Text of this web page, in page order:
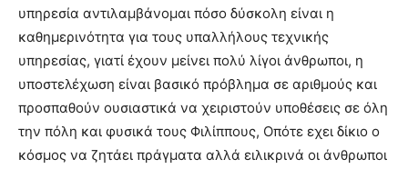
υπηρεσία αντιλαμβάνομαι πόσο δύσκολη είναι η
καθημερινότητα για τους υπαλλήλους τεχνικής
υπηρεσίας, γιατί έχουν μείνει πολύ λίγοι άνθρωποι, η
υποστελέχωση είναι βασικό πρόβλημα σε αριθμούς και
προσπαθούν ουσιαστικά να χειριστούν υποθέσεις σε όλη
την πόλη και φυσικά τους Φιλίππους, Οπότε εχει δίκιο ο
κόσμος να ζητάει πράγματα αλλά ειλικρινά οι άνθρωποι